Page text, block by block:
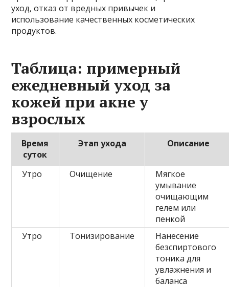
уход, отказ от вредных привычек и
использование качественных косметических
продуктов.
Таблица: примерный
ежедневный уход за
кожей при акне у
взрослых
Время
суток
Этап ухода Описание
Утро Очищение
Мягкое
умывание
очищающим
гелем или
пенкой
Утро
Тонизирование
Нанесение
безспиртового
тоника для
увлажнения и
баланса